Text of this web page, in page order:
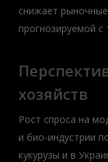
снижает
прогнозируемой с
хозяйств
Рост спроса на
и био-индустрии
кукурузы и в